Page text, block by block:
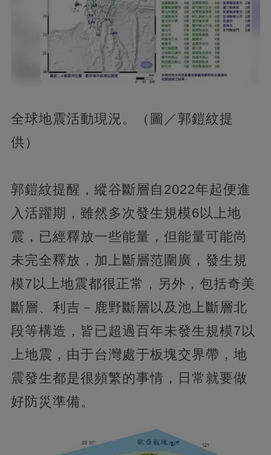
全球地震活動現況。（圖／郭鎧紋提
供）
郭鎧紋提醒，縱谷斷層自2022年起便進
入活躍期，雖然多次發生規模6以上地
震，已經釋放一些能量，但能量可能尚
未完全釋放，加上斷層范圍廣，發生規
模7以上地震都很正常，另外，包括奇美
斷層、利吉－鹿野斷層以及池上斷層北
段等構造，皆已超過百年未發生規模7以
上地震，由于台灣處于板塊交界帶，地
震發生都是很頻繁的事情，日常就要做
好防災準備。